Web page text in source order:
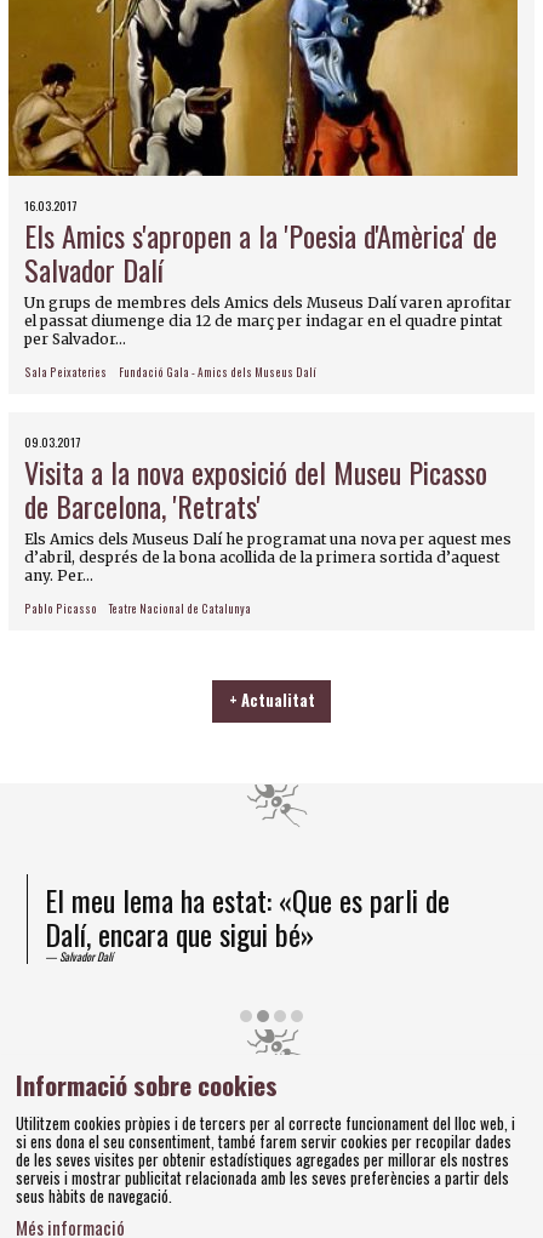
16.03.2017
Els Amics s'apropen a la 'Poesia d'Amèrica' de
Salvador Dalí
Un grups de membres dels Amics dels Museus Dalí varen aprofitar
el passat diumenge dia 12 de març per indagar en el quadre pintat
per Salvador...
Sala Peixateries Fundació Gala - Amics dels Museus Dalí
09.03.2017
Visita a la nova exposició del Museu Picasso
de Barcelona, 'Retrats'
Els Amics dels Museus Dalí he programat una nova per aquest mes
d’abril, després de la bona acollida de la primera sortida d’aquest
any. Per...
Pablo Picasso Teatre Nacional de Catalunya
+ Actualitat
El meu lema ha estat: «Que es parli de
Dalí, encara que sigui bé»
Salvador Dalí
Figueres
Tel. 972 677 520 |amics@fundaciodali.org
Sitemap | Avís Legal
Informació sobre cookies
Utilitzem cookies pròpies i de tercers per al correcte funcionament del lloc web, i
si ens dona el seu consentiment, també farem servir cookies per recopilar dades
de les seves visites per obtenir estadístiques agregades per millorar els nostres
serveis i mostrar publicitat relacionada amb les seves preferències a partir dels
seus hàbits de navegació.
Més informació